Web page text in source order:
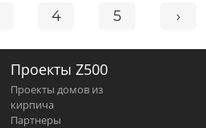
4 5 ›
Проекты Z500
Проекты домов из
кирпича
Партнеры